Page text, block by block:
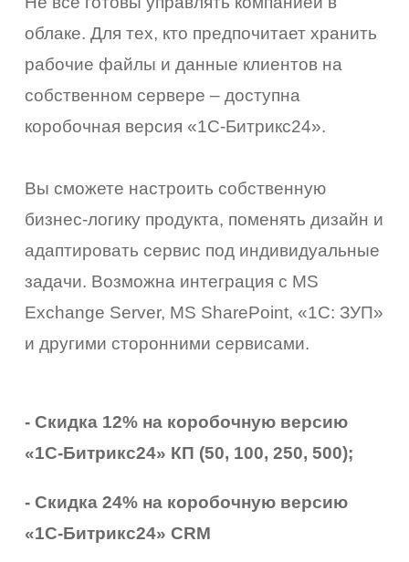
облаке. Для тех, кто предпочитает хранить
рабочие файлы и данные клиентов на
собственном сервере – доступна
коробочная версия «1С-Битрикс24».
Вы сможете настроить собственную
бизнес-логику продукта, поменять дизайн и
адаптировать сервис под индивидуальные
задачи. Возможна интеграция с MS
Exchange Server, MS SharePoint, «1С: ЗУП»
и другими сторонними сервисами.
- Скидка 12% на коробочную версию
«1С-Битрикс24» КП (50, 100, 250, 500);
- Скидка 24% на коробочную версию
«1С-Битрикс24» CRM